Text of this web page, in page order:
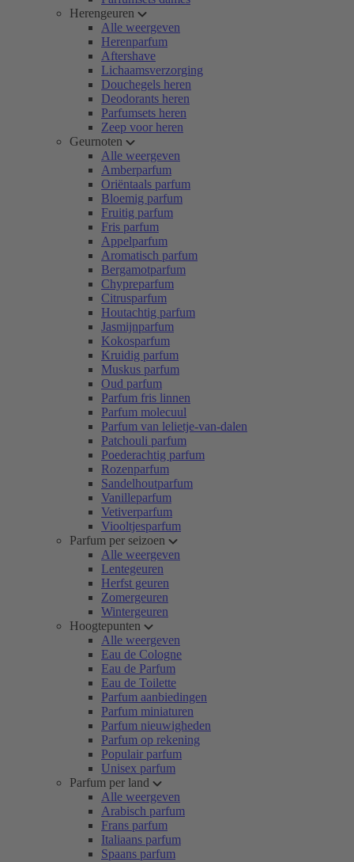
Herengeuren
Alle weergeven
Herenparfum
Aftershave
Lichaamsverzorging
Douchegels heren
Deodorants heren
Parfumsets heren
Zeep voor heren
Geurnoten
Alle weergeven
Amberparfum
Oriëntaals parfum
Bloemig parfum
Fruitig parfum
Fris parfum
Appelparfum
Aromatisch parfum
Bergamotparfum
Chypreparfum
Citrusparfum
Houtachtig parfum
Jasmijnparfum
Kokosparfum
Kruidig parfum
Muskus parfum
Oud parfum
Parfum fris linnen
Parfum molecuul
Parfum van lelietje-van-dalen
Patchouli parfum
Poederachtig parfum
Rozenparfum
Sandelhoutparfum
Vanilleparfum
Vetiverparfum
Viooltjesparfum
Parfum per seizoen
Alle weergeven
Lentegeuren
Herfst geuren
Zomergeuren
Wintergeuren
Hoogtepunten
Alle weergeven
Eau de Cologne
Eau de Parfum
Eau de Toilette
Parfum aanbiedingen
Parfum miniaturen
Parfum nieuwigheden
Parfum op rekening
Populair parfum
Unisex parfum
Parfum per land
Alle weergeven
Arabisch parfum
Frans parfum
Italiaans parfum
Spaans parfum